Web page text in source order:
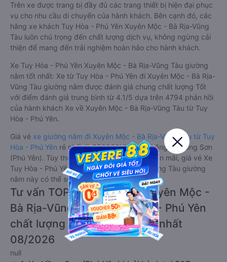
Trên xe được trang bị đầy đủ các trang thiết bị hiện đại phục
vụ cho nhu cầu di chuyển của hành khách. Bên cạnh đó, các
hãng xe khách Tuy Hòa - Phú Yên Xuyên Mộc - Bà Rịa-Vũng
Tàu luôn chú trọng đến chất lượng dịch vụ, không ngừng cải
thiện để mang đến trải nghiệm hoàn hảo cho hành khách.
Xe Tuy Hòa - Phú Yên Xuyên Mộc - Bà Rịa-Vũng Tàu giường
nằm tốt nhất: Xe từ Tuy Hòa - Phú Yên đi Xuyên Mộc - Bà Rịa-
Vũng Tàu giường nằm được đánh giá chung chất lượng Tốt
với điểm đánh giá trung bình từ 4.1/5 dựa trên 4794 phản hồi
của hành khách Xe về Xuyên Mộc - Bà Rịa-Vũng Tàu từ Tuy
Hòa - Phú Yên.
Giá vé xe giường nằm đi Xuyên Mộc - Bà Rịa-Vũng Tàu từ Tuy
Hòa - Phú Yên rẻ nhất là 350000VND của hãng xe Hồng Sơn
(Phú Yên). Tùy thuộc vào chương trình khuyến mãi, giá vé Xe
Tuy Hòa - Phú Yên đi Xuyên Mộc - Bà Rịa-Vũng Tàu giường
nằm này có thể sẽ rẻ hơn.
Tư vấn TOP 2 xe khách đi Xuyên Mộc -
Bà Rịa-Vũng Tàu từ Tuy Hòa - Phú Yên
chất lượng cao, uy tín, giá rẻ nhất
08/2026
null